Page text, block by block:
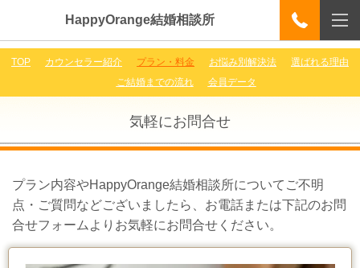
HappyOrange結婚相談所
TOP カウンセラー紹介 プラン・料金 お悩み別解決法
選ばれる理由
ご結婚までの流れ
会員データ
気軽にお問合せ
プラン内容やHappyOrange結婚相談所についてご不明
点・ご質問などございましたら、お電話または下記のお問
合せフォームよりお気軽にお問合せください。